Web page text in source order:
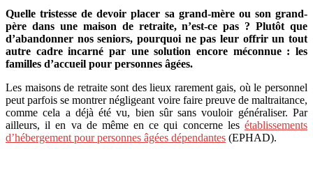
Quelle tristesse de devoir placer sa grand-mère ou son grand-
père dans une maison de retraite, n’est-ce pas ? Plutôt que
d’abandonner nos seniors, pourquoi ne pas leur offrir un tout
autre cadre incarné par une solution encore méconnue : les
familles d’accueil pour personnes âgées.
Les maisons de retraite sont des lieux rarement gais, où le personnel
peut parfois se montrer négligeant voire faire preuve de maltraitance,
comme cela a déjà été vu, bien sûr sans vouloir généraliser. Par
ailleurs, il en va de même en ce qui concerne les établissements
d’hébergement pour personnes âgées dépendantes (EPHAD).